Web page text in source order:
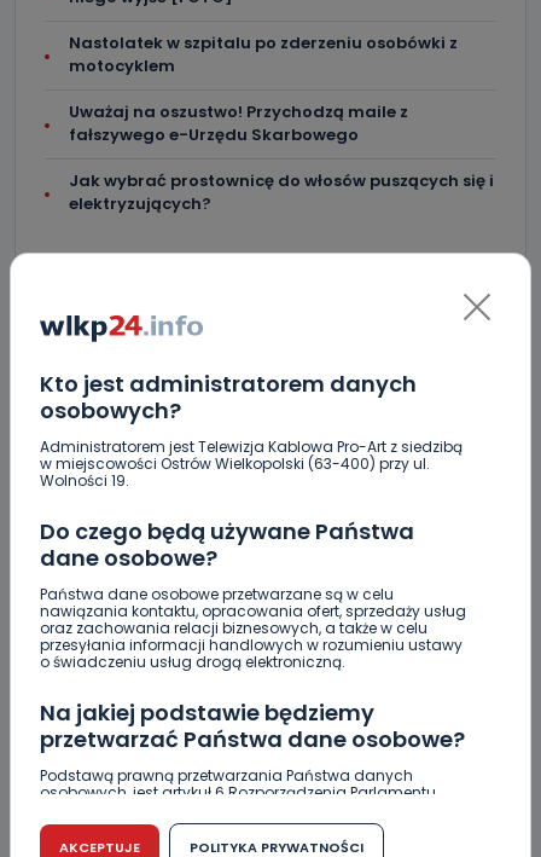
Kto jest administratorem danych
osobowych?
Administratorem jest Telewizja Kablowa Pro-Art z siedzibą
w miejscowości Ostrów Wielkopolski (63-400) przy ul.
Wolności 19.
Do czego będą używane Państwa
dane osobowe?
Państwa dane osobowe przetwarzane są w celu
nawiązania kontaktu, opracowania ofert, sprzedaży usług
oraz zachowania relacji biznesowych, a także w celu
przesyłania informacji handlowych w rozumieniu ustawy
o świadczeniu usług drogą elektroniczną.
Na jakiej podstawie będziemy
przetwarzać Państwa dane osobowe?
Podstawą prawną przetwarzania Państwa danych
osobowych, jest artykuł 6 Rozporządzenia Parlamentu
r. w sprawie ochrony osób fizycznych w związku z
przetwarzaniem danych osobowych w sprawie
AKCEPTUJE POLITYKA PRYWATNOŚCI
Nastolatek w szpitalu po zderzeniu osobówki z
motocyklem
Uważaj na oszustwo! Przychodzą maile z
fałszywego e-Urzędu Skarbowego
Jak wybrać prostownicę do włosów puszących się i
elektryzujących?
KOMENTARZE (2)
good news
Panie naczelny, prawdopodobnie co?
REPLY
DOŁĄCZ DO DYSKUSJI